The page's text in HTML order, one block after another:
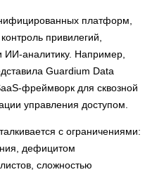
платформ,
привилегий,
аналитику. Например,
Guardium Data
фреймворк для сквозной
управления доступом.
с ограничениями:
дефицитом
сложностью